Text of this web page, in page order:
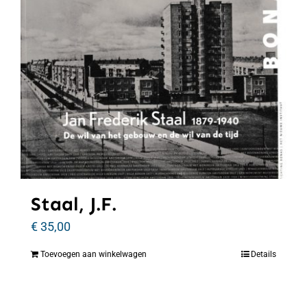
Staal, J.F.
€35,00
Toevoegen aan winkelwagen Details